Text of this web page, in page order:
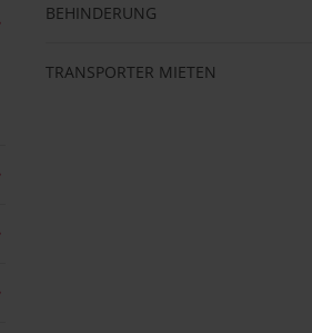
BEHINDERUNG
TRANSPORTER MIETEN